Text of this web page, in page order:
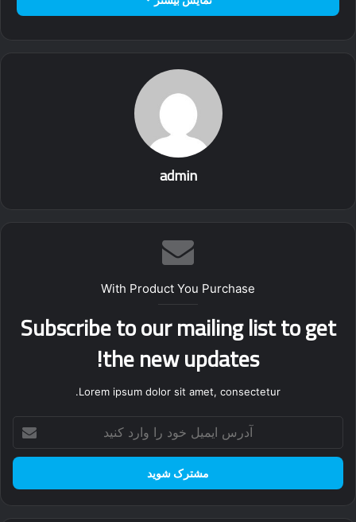
روشن کنید و اطراف آن را با دستمال کاغذی می پوشانید تا فانوس
ترفند دیگر استفاده از کاغذهای بافت نازک برای تزئینات خنک برای
خانه شما است. شما فقط کاغذ را از وسط برش می دهید ، سپس
آن را روی مقداری سیم کاردستی می چسبانید و در آخر چند مورد از
آنها را به هم متصل می کنید تا یک دسته گل درست کنید. همچنین
می توانید مقداری کاردستی تهیه کنید ، آن را به صورت نوارهای بلند
برش دهید و سپس نوارها را حتی به صورت نوارهای باریک تر برش
Crafts tricks with colored paper at a glance
admin
With Product You Purchase
Subscribe to our mailing list to get
the new updates!
Lorem ipsum dolor sit amet, consectetur.
خود
وارد